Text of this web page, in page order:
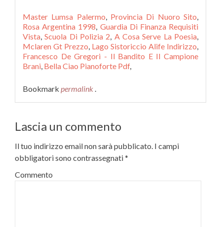
Master Lumsa Palermo, Provincia Di Nuoro Sito,
Rosa Argentina 1998, Guardia Di Finanza Requisiti
Vista,Scuola Di Polizia 2, A Cosa Serve La Poesia,
Mclaren Gt Prezzo, Lago Sistoriccio Alife Indirizzo,
Francesco De Gregori - Il Bandito E Il Campione
Brani, Bella Ciao Pianoforte Pdf,
Bookmark permalink .
Lascia un commento
Il tuo indirizzo email non sarà pubblicato. I campi
obbligatori sono contrassegnati*
Commento